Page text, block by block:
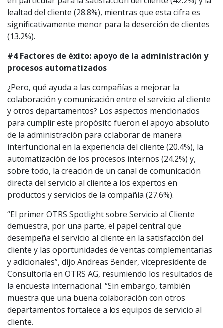
lealtad del cliente (28.8%), mientras que esta cifra es
significativamente menor para la deserción de clientes
(13.2%).
#4 Factores de éxito: apoyo de la administración y
procesos automatizados
¿Pero, qué ayuda a las compañías a mejorar la
colaboración y comunicación entre el servicio al cliente
y otros departamentos? Los aspectos mencionados
para cumplir este propósito fueron el apoyo absoluto
de la administración para colaborar de manera
interfuncional en la experiencia del cliente (20.4%), la
automatización de los procesos internos (24.2%) y,
sobre todo, la creación de un canal de comunicación
directa del servicio al cliente a los expertos en
productos y servicios de la compañía (27.6%).
“El primer OTRS Spotlight sobre Servicio al Cliente
demuestra, por una parte, el papel central que
desempeña el servicio al cliente en la satisfacción del
cliente y las oportunidades de ventas complementarias
y adicionales”, dijo Andreas Bender, vicepresidente de
Consultoría en OTRS AG, resumiendo los resultados de
la encuesta internacional. “Sin embargo, también
muestra que una buena colaboración con otros
departamentos fortalece a los equipos de servicio al
cliente.